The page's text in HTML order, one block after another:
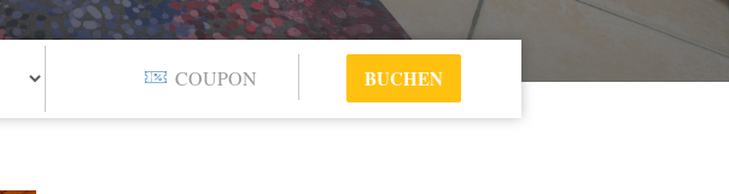
BUCHEN